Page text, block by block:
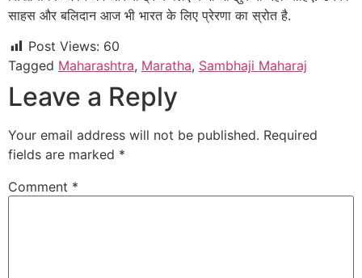
साहस और बलिदान आज भी भारत के लिए प्रेरणा का स्रोत है.
Post Views: 60
Tagged Maharashtra, Maratha, Sambhaji Maharaj
Leave a Reply
Your email address will not be published. Required
fields are marked *
Comment *